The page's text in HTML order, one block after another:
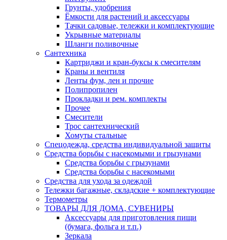
Грунты, удобрения
Ёмкости для растений и аксессуары
Тачки садовые, тележки и комплектующие
Укрывные материалы
Шланги поливочные
Сантехника
Картриджи и кран-буксы к смесителям
Краны и вентиля
Ленты фум, лен и прочие
Полипропилен
Прокладки и рем. комплекты
Прочее
Смесители
Трос сантехнический
Хомуты стальные
Спецодежда, средства индивидуальной защиты
Средства борьбы с насекомыми и грызунами
Средства борьбы с грызунами
Средства борьбы с насекомыми
Средства для ухода за одеждой
Тележки багажные, складские + комплектующие
Термометры
ТОВАРЫ ДЛЯ ДОМА, СУВЕНИРЫ
Аксессуары для приготовления пищи
(бумага, фольга и т.п.)
Зеркала